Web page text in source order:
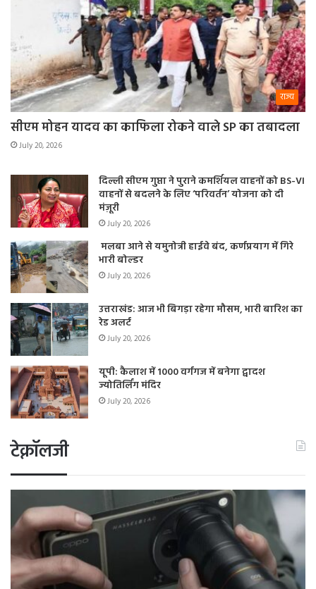
राज्य
सीएम मोहन यादव का काफिला रोकने वाले SP का तबादला
July 20, 2026
दिल्ली सीएम गुप्ता ने पुराने कमर्शियल वाहनों को BS-VI
वाहनों से बदलने के लिए ‘परिवर्तन’ योजना को दी
मंज़ूरी
July 20, 2026
मलबा आने से यमुनोत्री हाईवे बंद, कर्णप्रयाग में गिरे
भारी बोल्डर
July 20, 2026
उत्तराखंड: आज भी बिगड़ा रहेगा मौसम, भारी बारिश का
रेड अलर्ट
July 20, 2026
यूपी: कैलाश में 1000 वर्गगज में बनेगा द्वादश
ज्योतिर्लिंग मंदिर
July 20, 2026
टेक्नॉलजी